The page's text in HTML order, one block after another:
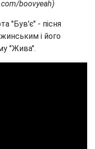
boovyeah)
"Був'є" - пісня
і його
"Жива".